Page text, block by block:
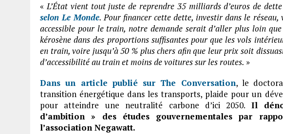
«L’État vient tout juste de reprendre 35 milliards d’euros de
selon Le Monde. Pour financer cette dette, investir dans le
accessible pour le train, notre demande serait d’aller plus loin
kérosène dans des proportions suffisantes pour que les vols
en train, voire jusqu’à 50 % plus chers afin que leur prix soit
d’accessibilité au train et moins de voitures sur les routes. »
Dans un article publié sur The Conversation, le
transition énergétique dans les transports, plaide pour un
pour atteindre une neutralité carbone d’ici 2050. Il
d’ambition » des études gouvernementales par
l’association Negawatt.